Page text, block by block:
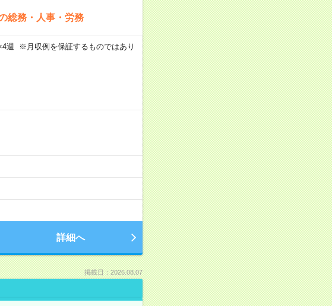
総務・人事・労務
週 ※月収例を保証するものではあり
詳細へ
掲載日：2026.08.07